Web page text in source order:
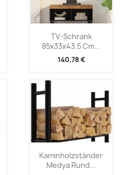
TV-Schrank
85x33x43,5 Cm...
140,78 €
Kaminholzständer
Medya Rund...